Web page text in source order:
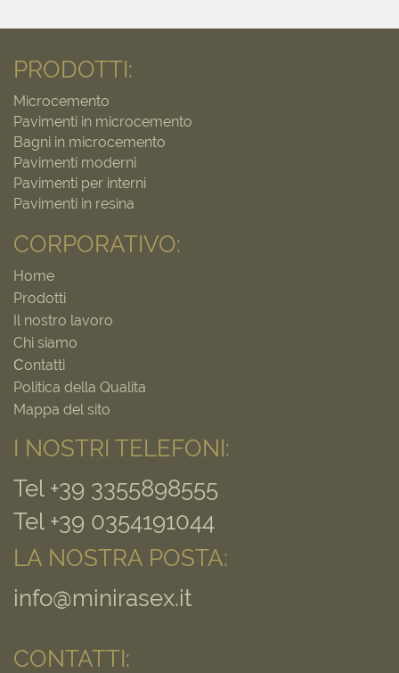
PRODOTTI:
Microcemento
Pavimenti in microcemento
Bagni in microcemento
Pavimenti moderni
Pavimenti per interni
Pavimenti in resina
CORPORATIVO:
Home
Prodotti
Il nostro lavoro
Chi siamo
Сontatti
Politica della Qualita
Mappa del sito
I NOSTRI TELEFONI:
Tel +39 3355898555
Tel +39 0354191044
LA NOSTRA POSTA:
info@minirasex.it
CONTATTI: